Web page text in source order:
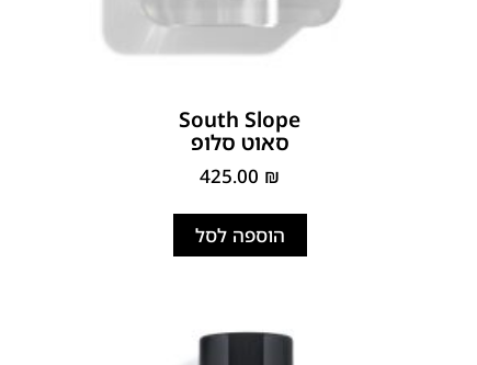
South Slope
סאוט סלופ
425.00 ₪
הוספה לסל